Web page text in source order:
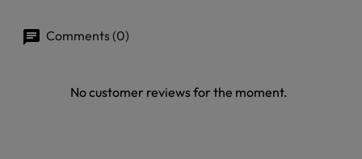
Comments (0)
No customer reviews for the moment.